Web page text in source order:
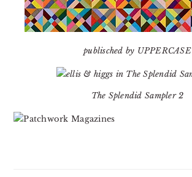
publisched by UPPERCASE
The Splendid Sampler 2